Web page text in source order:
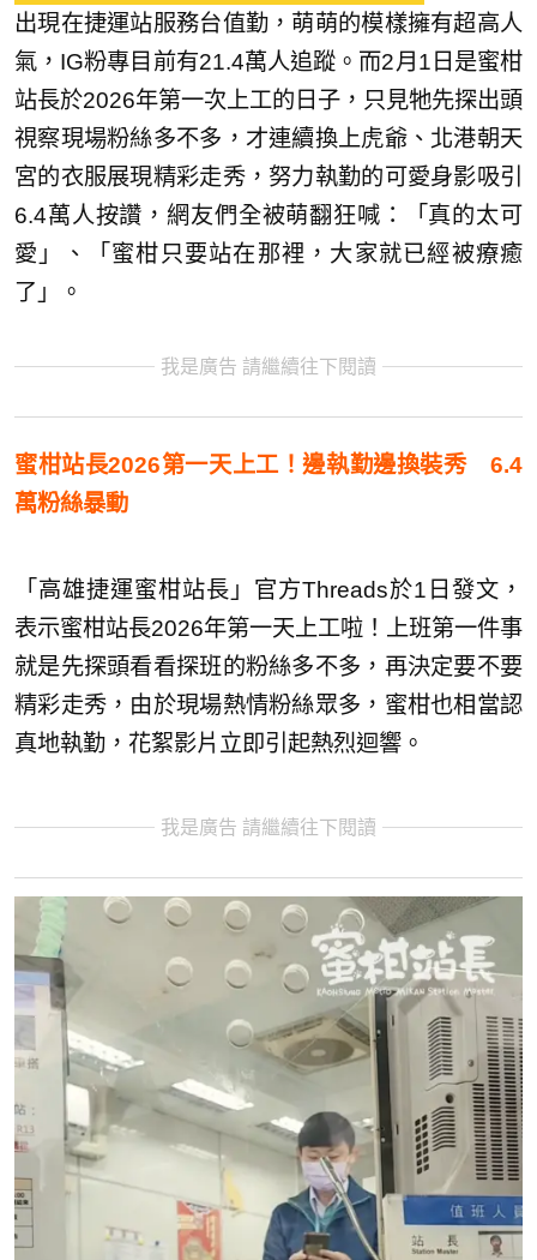
出現在捷運站服務台值勤，萌萌的模樣擁有超高人
氣，IG粉專目前有21.4萬人追蹤。而2月1日是蜜柑
站長於2026年第一次上工的日子，只見牠先探出頭
視察現場粉絲多不多，才連續換上虎爺、北港朝天
宮的衣服展現精彩走秀，努力執勤的可愛身影吸引
6.4萬人按讚，網友們全被萌翻狂喊：「真的太可
愛」、「蜜柑只要站在那裡，大家就已經被療癒
了」。
我是廣告 請繼續往下閱讀
蜜柑站長2026第一天上工！邊執勤邊換裝秀 6.4
萬粉絲暴動
「高雄捷運蜜柑站長」官方Threads於1日發文，
表示蜜柑站長2026年第一天上工啦！上班第一件事
就是先探頭看看探班的粉絲多不多，再決定要不要
精彩走秀，由於現場熱情粉絲眾多，蜜柑也相當認
真地執勤，花絮影片立即引起熱烈迴響。
我是廣告 請繼續往下閱讀